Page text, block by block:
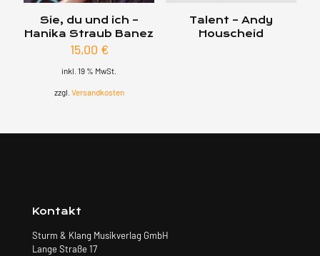
Sie, du und ich –
Hanika Straub Banez
15,00 €
inkl. 19 % MwSt.
zzgl. Versandkosten
Talent – Andy
Houscheid
Kontakt
Sturm & Klang Musikverlag GmbH
Lange Straße 17